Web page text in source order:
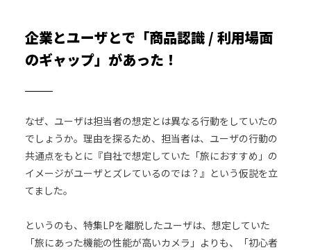
企業とユーザとで「商品認識 / 利用場面
のギャップ」があった！
なぜ、ユーザは担当者の想定とは異なる行動をしていたの
でしょうか。理由を探るため、担当者は、ユーザの行動の
共通点をもとに『自社で想定していた「旅におすすめ」の
イメージがユーザとズレているのでは？』という仮説を立
てました。
というのも、特集LPを離脱したユーザは、想定していた
「旅にあった機能の性能が高いカメラ」よりも、「初心者